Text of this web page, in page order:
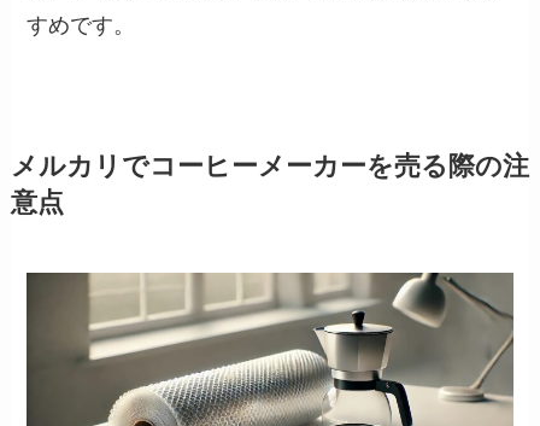
すめです。
メルカリでコーヒーメーカーを売る際の注
意点